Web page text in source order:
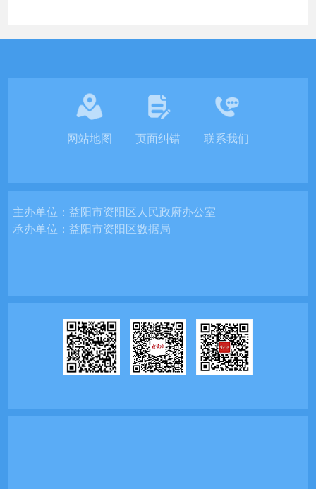
网站地图 页面纠错 联系我们
主办单位：益阳市资阳区人民政府办公室
承办单位：益阳市资阳区数据局